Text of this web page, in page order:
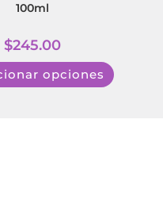
100ml
$245.00
opciones